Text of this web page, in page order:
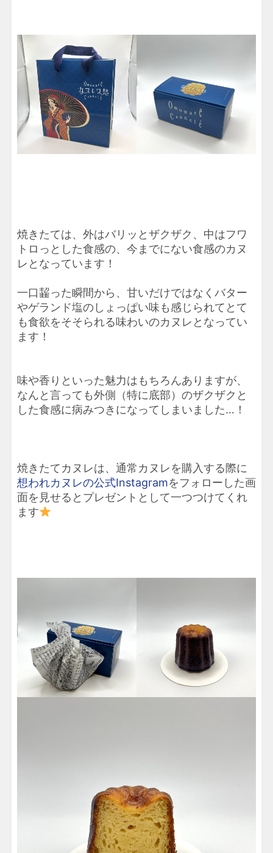
焼きたては、外はバリッとザクザク、中はフワ
トロっとした食感の、今までにない食感のカヌ
レとなっています！
一口齧った瞬間から、甘いだけではなくバター
やゲランド塩のしょっぱい味も感じられてとて
も食欲をそそられる味わいのカヌレとなってい
ます！
味や香りといった魅力はもちろんありますが、
なんと言っても外側（特に底部）のザクザクと
した食感に病みつきになってしまいました…！
焼きたてカヌレは、通常カヌレを購入する際に
想われカヌレの公式Instagramをフォローした画
面を見せるとプレゼントとして一つつけてくれ
ます